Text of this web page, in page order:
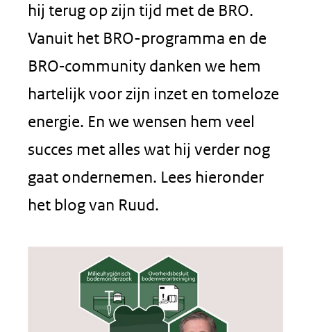
hij terug op zijn tijd met de BRO.
Vanuit het BRO-programma en de
BRO‑community danken we hem
hartelijk voor zijn inzet en tomeloze
energie. En we wensen hem veel
succes met alles wat hij verder nog
gaat ondernemen. Lees hieronder
het blog van Ruud.